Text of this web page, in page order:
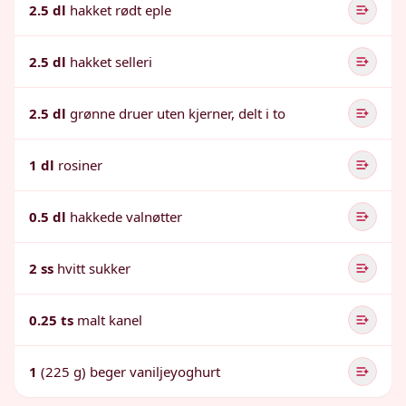
2.5 dl hakket rødt eple
2.5 dl hakket selleri
2.5 dl grønne druer uten kjerner, delt i to
1 dl rosiner
0.5 dl hakkede valnøtter
2 ss hvitt sukker
0.25 ts malt kanel
1 (225 g) beger vaniljeyoghurt